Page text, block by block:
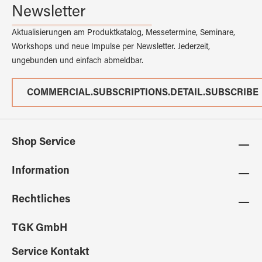
Newsletter
Aktualisierungen am Produktkatalog, Messetermine, Seminare,
Workshops und neue Impulse per Newsletter. Jederzeit,
ungebunden und einfach abmeldbar.
COMMERCIAL.SUBSCRIPTIONS.DETAIL.SUBSCRIBE
Shop Service
Information
Rechtliches
TGK GmbH
Service Kontakt